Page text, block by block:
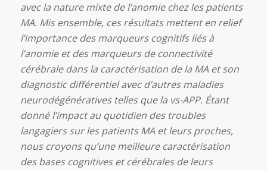
avec la nature mixte de l’anomie chez les patients
MA. Mis ensemble, ces résultats mettent en relief
l’importance des marqueurs cognitifs liés à
l’anomie et des marqueurs de connectivité
cérébrale dans la caractérisation de la MA et son
diagnostic différentiel avec d’autres maladies
neurodégénératives telles que la vs-APP. Étant
donné l’impact au quotidien des troubles
langagiers sur les patients MA et leurs proches,
nous croyons qu’une meilleure caractérisation
des bases cognitives et cérébrales de leurs